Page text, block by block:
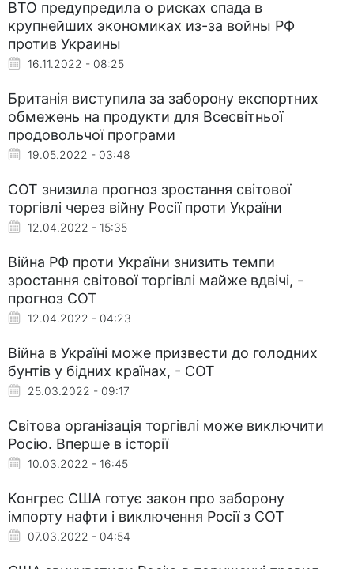
ВТО предупредила о рисках спада в
крупнейших экономиках из-за войны РФ
против Украины
16.11.2022 - 08:25
Британія виступила за заборону експортних
обмежень на продукти для Всесвітньої
продовольчої програми
19.05.2022 - 03:48
СОТ знизила прогноз зростання світової
торгівлі через війну Росії проти України
12.04.2022 - 15:35
Війна РФ проти України знизить темпи
зростання світової торгівлі майже вдвічі, -
прогноз СОТ
12.04.2022 - 04:23
Війна в Україні може призвести до голодних
бунтів у бідних країнах, - СОТ
25.03.2022 - 09:17
Світова організація торгівлі може виключити
Росію. Вперше в історії
10.03.2022 - 16:45
Конгрес США готує закон про заборону
імпорту нафти і виключення Росії з СОТ
07.03.2022 - 04:54